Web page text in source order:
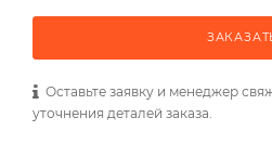
Оставьте заявку и менеджер
уточнения деталей заказа.